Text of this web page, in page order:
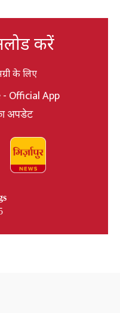
करें
के लिए
Official App
अपडेट